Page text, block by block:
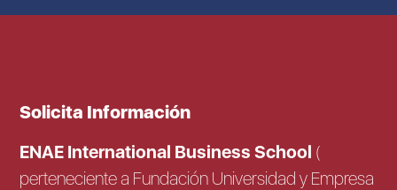
Solicita Información
ENAE International Business School (
perteneciente a Fundación Universidad y Empresa